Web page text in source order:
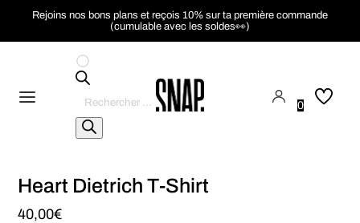
Rejoins nos bons plans et reçois 10% sur ta première commande
(cumulable avec les soldes👀)
de
produits
0
Heart Dietrich T-Shirt
40,00€